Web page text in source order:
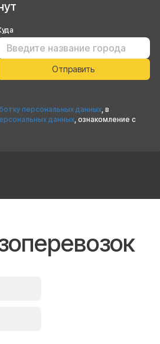
персональных данных, в
данных, ознакомление с